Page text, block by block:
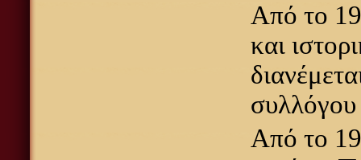
Από το
και
Από το